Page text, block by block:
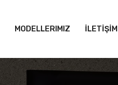
MODELLERIMIZ İLETİŞİM